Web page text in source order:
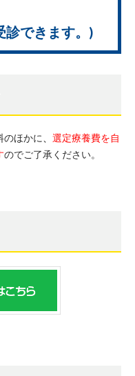
診できます。)
のほかに、 選定療養費を自
のでご了承ください。